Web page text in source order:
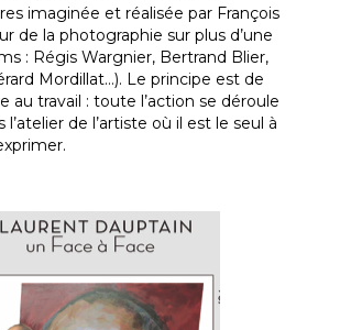
imaginée et réalisée par François
de la photographie sur plus d’une
: Régis Wargnier, Bertrand Blier,
Mordillat…). Le principe est de
au travail : toute l’action se déroule
de l’artiste où il est le seul à